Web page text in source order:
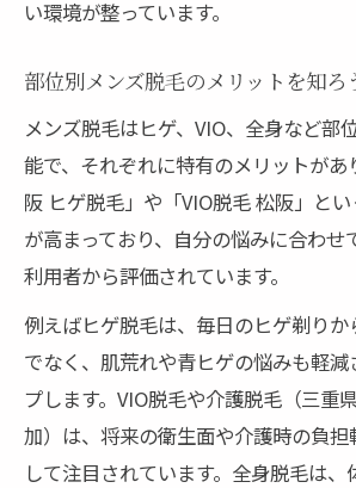
い環境が整っています。
部位別メンズ脱毛のメリットを知ろ
メンズ脱毛はヒゲ、VIO、全身など部
能で、それぞれに特有のメリットがあ
阪 ヒゲ脱毛」や「VIO脱毛 松阪」と
が高まっており、自分の悩みに合わせ
利用者から評価されています。
例えばヒゲ脱毛は、毎日のヒゲ剃り
でなく、肌荒れや青ヒゲの悩みも軽減
プします。VIO脱毛や介護脱毛（三重
加）は、将来の衛生面や介護時の負担
して注目されています。全身脱毛は